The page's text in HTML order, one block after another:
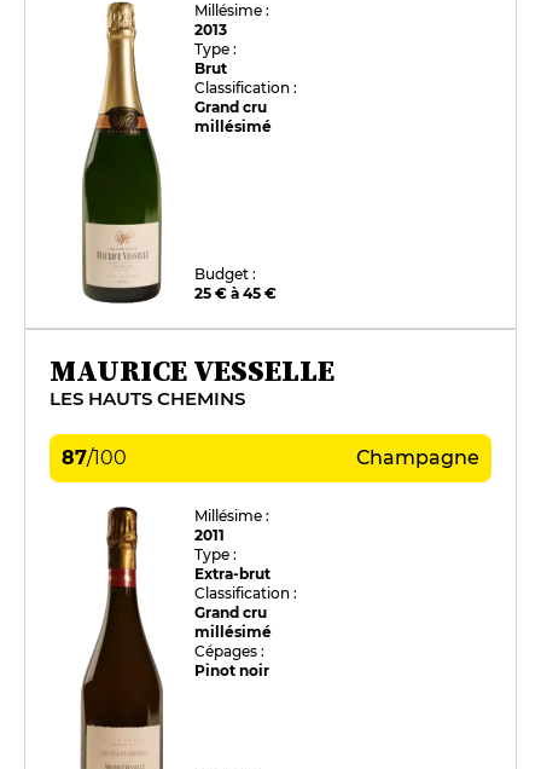
Millésime :
2013
Type :
Brut
Classification :
Grand cru
millésimé
Budget :
25 € à 45 €
MAURICE VESSELLE
LES HAUTS CHEMINS
87/100 Champagne
Millésime :
2011
Type :
Extra-brut
Classification :
Grand cru
millésimé
Cépages :
Pinot noir